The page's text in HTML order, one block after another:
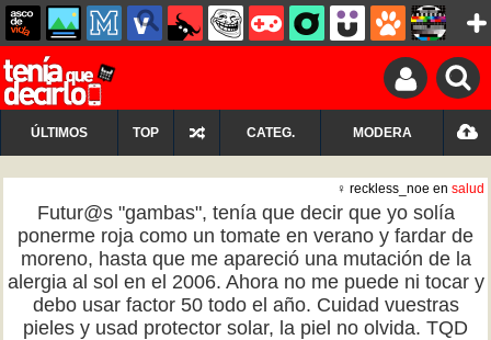
ÚLTIMOS TOP CATEG. MODERA
♀ reckless_noe en salud
Futur@s "gambas", tenía que decir que yo solía
ponerme roja como un tomate en verano y fardar de
moreno, hasta que me apareció una mutación de la
alergia al sol en el 2006. Ahora no me puede ni tocar y
debo usar factor 50 todo el año. Cuidad vuestras
pieles y usad protector solar, la piel no olvida. TQD